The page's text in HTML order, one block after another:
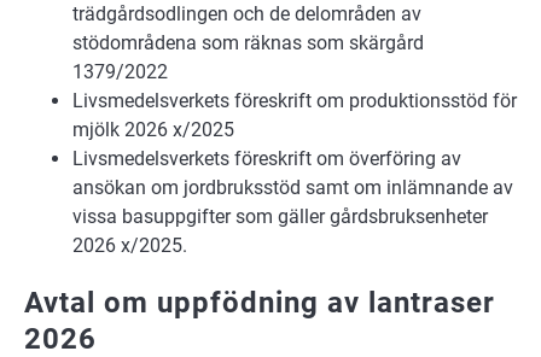
trädgårdsodlingen och de delområden av
stödområdena som räknas som skärgård
1379/2022
Livsmedelsverkets föreskrift om produktionsstöd för
mjölk 2026 x/2025
Livsmedelsverkets föreskrift om överföring av
ansökan om jordbruksstöd samt om inlämnande av
vissa basuppgifter som gäller gårdsbruksenheter
2026 x/2025.
Avtal om uppfödning av lantraser
2026